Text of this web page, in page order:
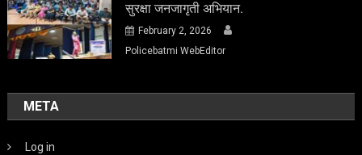
सुरक्षा जनजागृती अभियान.
February 2, 2026
Policebatmi WebEditor
META
Log in